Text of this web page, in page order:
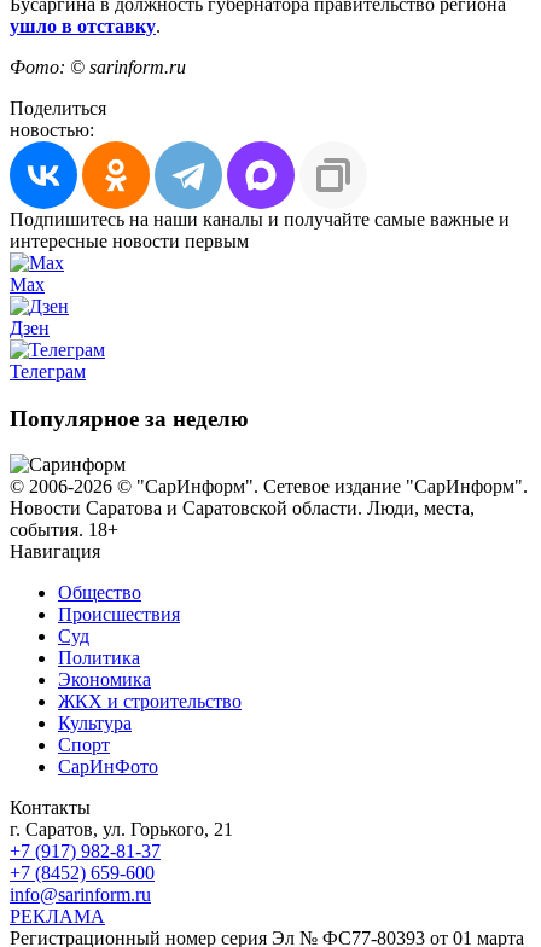
ушло в отставку.
Фото: © sarinform.ru
Поделиться
новостью:
Подпишитесь на наши каналы и получайте самые важные и
интересные новости первым
Max
Дзен
Телеграм
Популярное за неделю
© 2006-2026 © "СарИнформ". Сетевое издание "СарИнформ".
Новости Саратова и Саратовской области. Люди, места,
события. 18+
Навигация
Общество
Происшествия
Суд
Политика
Экономика
ЖКХ и строительство
Культура
Спорт
СарИнФото
Контакты
г. Саратов, ул. Горького, 21
+7 (917) 982-81-37
+7 (8452) 659-600
info@sarinform.ru
РЕКЛАМА
Регистрационный номер серия Эл № ФС77-80393 от 01 марта